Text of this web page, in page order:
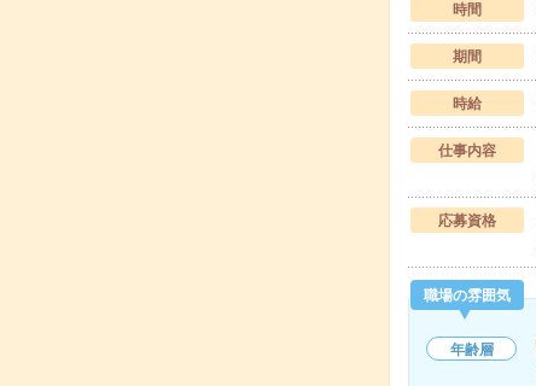
時間
期間
時給
仕事内容
応募資格
職場の雰囲気
年齢層